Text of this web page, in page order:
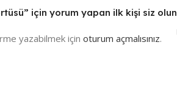
için yorum yapan ilk kişi siz olun
yazabilmek için oturum açmalısınız.